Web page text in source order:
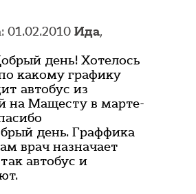
01.02.2010 Ида,
день! Хотелось
какому графику
автобус из
на Мащесту в марте-
день. Граффика
врач назначает
автобус и